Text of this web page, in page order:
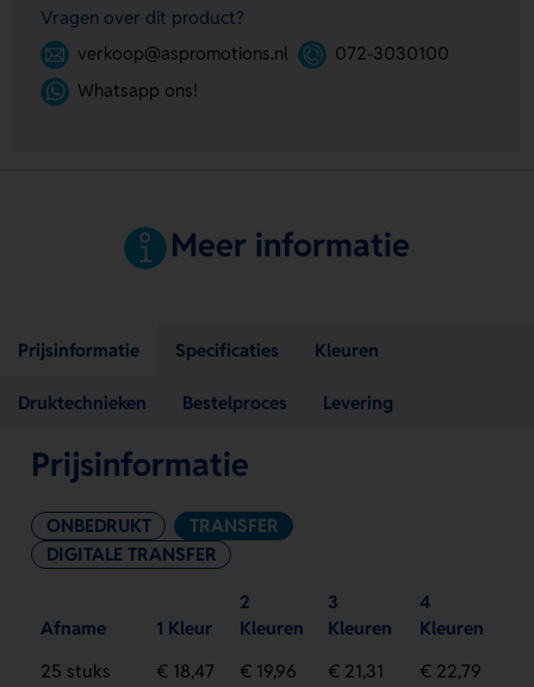
Vragen over dit product?
verkoop@aspromotions.nl
072-3030100
Whatsapp ons!
Meer informatie
Prijsinformatie Specificaties Kleuren
Druktechnieken Bestelproces Levering
Prijsinformatie
ONBEDRUKT
TRANSFER
DIGITALE TRANSFER
Afname 1 Kleur
2
Kleuren
3
Kleuren
4
Kleuren
25 stuks
€ 18,47 € 19,96 € 21,31 € 22,79